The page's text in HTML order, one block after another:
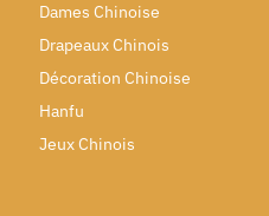
Dames Chinoise
Drapeaux Chinois
Décoration Chinoise
Hanfu
Jeux Chinois